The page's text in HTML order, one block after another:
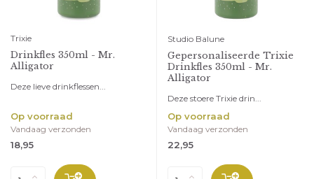
Trixie
Drinkfles 350ml - Mr.
Alligator
Deze lieve drinkflessen...
Op voorraad
Vandaag verzonden
18,95
Studio Balune
Gepersonaliseerde Trixie
Drinkfles 350ml - Mr.
Alligator
Deze stoere Trixie drin...
Op voorraad
Vandaag verzonden
22,95